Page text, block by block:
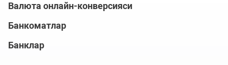
Валюта онлайн-конверсияси
Банкоматлар
Банклар